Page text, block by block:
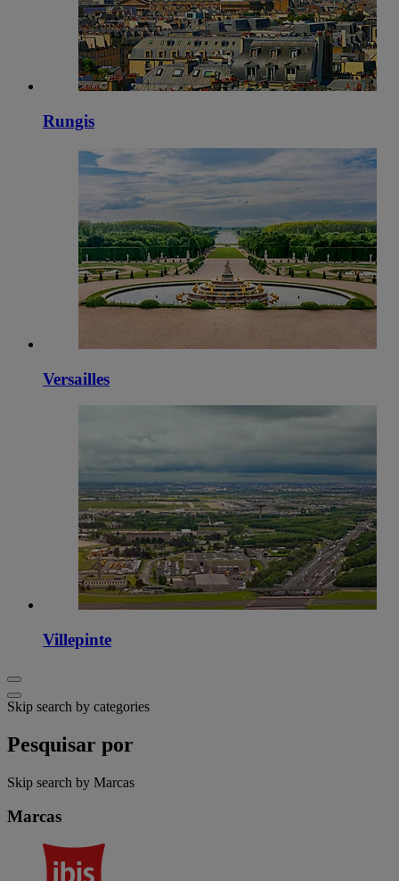
Rungis
Versailles
Villepinte
Skip search by categories
Pesquisar por
Skip search by Marcas
Marcas